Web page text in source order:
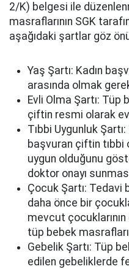
2/K) belgesi ile
masraflarının SGK
aşağıdaki şartlar göz
Yaş Şartı: Kadın
arasında olmak
Evli Olma Şartı:
çiftin resmi olarak
Tıbbi Uygunluk
başvuran çiftin
uygun olduğunu
doktor onayı
Çocuk Şartı:
daha önce bir
mevcut
tüp bebek
Gebelik Şartı: Tüp
edilen gebeliklerde